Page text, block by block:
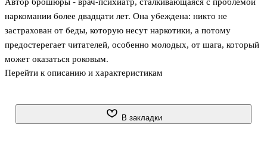
наркомании более двадцати лет. Она убеждена: никто не
застрахован от беды, которую несут наркотики, а потому
предостерегает читателей, особенно молодых, от шага, который
может оказаться роковым.
Перейти к описанию и характеристикам
В закладки